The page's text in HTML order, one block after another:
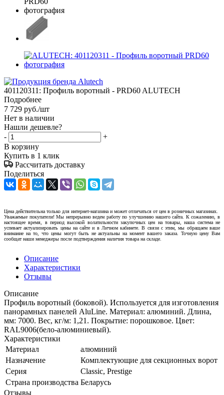
401120311: Профиль воротный - PRD60 ALUTECH
Подробнее
7 729 руб./шт
Нет в наличии
Нашли дешевле?
-
+
В корзину
Купить в 1 клик
Рассчитать доставку
Поделиться
Цена действительна только для интернет-магазина и может отличаться от цен в розничных магазинах.
Уважаемые покупатели! Мы непрерывно ведем работу по улучшению нашего сайта. К сожалению, в
настоящее время, в период высокой волатильности закупочных цен на товары, наша система не
успевает актуализировать цены на сайте и в Личном кабинете. В связи с этим, мы обращаем ваше
внимание на то, что цены могут быть не актуальны на момент вашего заказа. Точную цену Вам
сообщат наши менеджеры после подтверждения наличия товара на складе.
Описание
Характеристики
Отзывы
Описание
Профиль воротный (боковой). Используется для изготовления
панорамных панелей AluLine. Материал: алюминий. Длина,
мм: 7000. Вес, кг/м: 1,21. Покрытие: порошковое. Цвет:
RAL9006(бело-алюминиевый).
Характеристики
Материал
алюминий
Назначение
Комплектующие для секционных ворот
Серия
Classic, Prestige
Страна производства Беларусь
Отзывы